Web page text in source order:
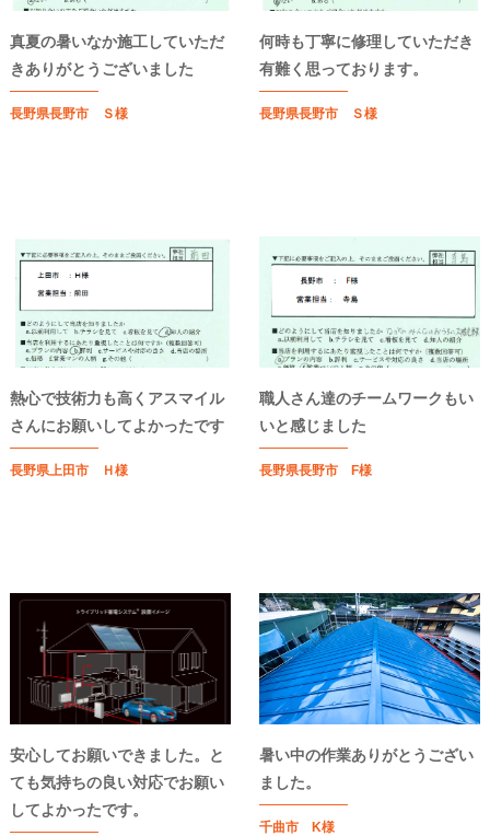
真夏の暑いなか施工していただ
きありがとうございました
長野県長野市 Ｓ様
何時も丁寧に修理していただき
有難く思っております。
長野県長野市 Ｓ様
熱心で技術力も高くアスマイル
さんにお願いしてよかったです
長野県上田市 Ｈ様
職人さん達のチームワークもい
いと感じました
長野県長野市 F様
安心してお願いできました。と
ても気持ちの良い対応でお願い
してよかったです。
暑い中の作業ありがとうござい
ました。
千曲市 K様